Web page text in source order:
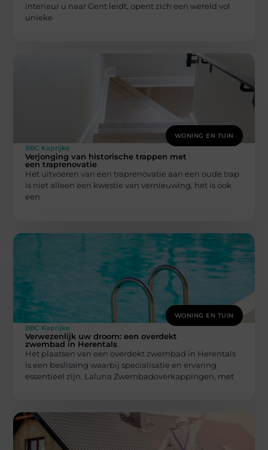
interieur u naar Gent leidt, opent zich een wereld vol
unieke
WONING EN TUIN
BBC Kaprijke
Verjonging van historische trappen met
een traprenovatie
Het uitvoeren van een traprenovatie aan een oude trap
is niet alleen een kwestie van vernieuwing, het is ook
een
WONING EN TUIN
BBC Kaprijke
Verwezenlijk uw droom: een overdekt
zwembad in Herentals
Het plaatsen van een overdekt zwembad in Herentals
is een beslissing waarbij specialisatie en ervaring
essentieel zijn. Laluna Zwembadoverkappingen, met